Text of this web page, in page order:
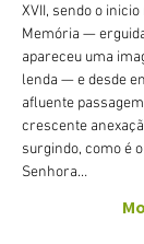
XVII, sendo o
Memória —
apareceu uma
lenda — e desde
afluente
crescente
surgindo, como é
Senhora…